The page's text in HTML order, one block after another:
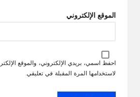
الموقع الإلكتروني
احفظ اسمي، بريدي الإلكتروني، والموقع
لاستخدامها المرة المقبلة في تعليقي.